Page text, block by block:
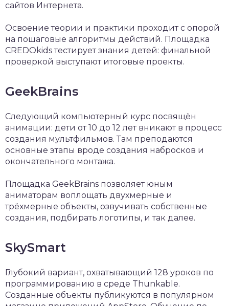
сайтов Интернета.
Освоение теории и практики проходит с опорой
на пошаговые алгоритмы действий. Площадка
CREDOkids тестирует знания детей: финальной
проверкой выступают итоговые проекты.
GeekBrains
Следующий компьютерный курс посвящён
анимации: дети от 10 до 12 лет вникают в процесс
создания мультфильмов. Там преподаются
основные этапы вроде создания набросков и
окончательного монтажа.
Площадка GeekBrains позволяет юным
аниматорам воплощать двухмерные и
трёхмерные объекты, озвучивать собственные
создания, подбирать логотипы, и так далее.
SkySmart
Глубокий вариант, охватывающий 128 уроков по
программированию в среде Thunkable.
Созданные объекты публикуются в популярном